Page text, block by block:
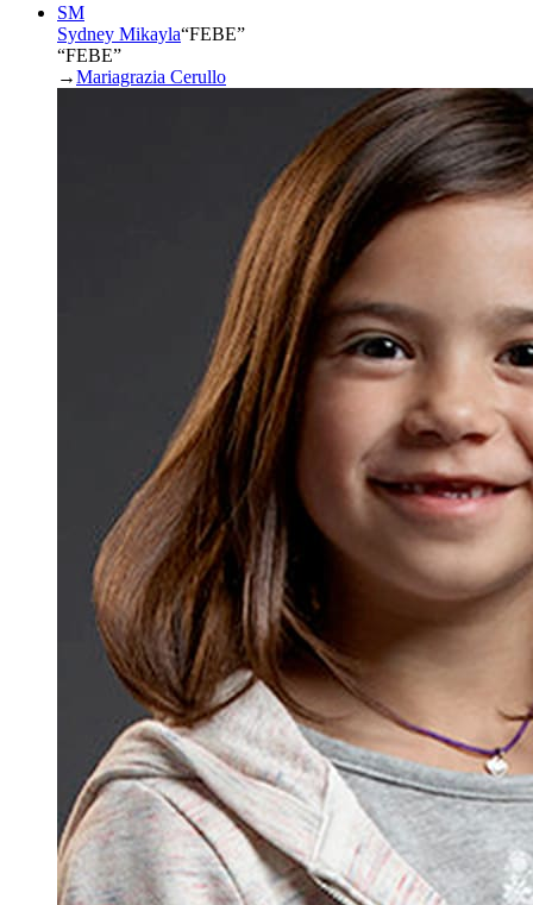
SM
Sydney Mikayla“FEBE”
“FEBE”
→Mariagrazia Cerullo